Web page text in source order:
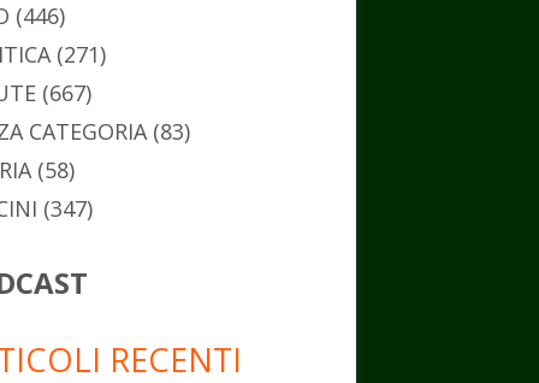
(446)
(271)
(667)
CATEGORIA(83)
(58)
(347)
RECENTI